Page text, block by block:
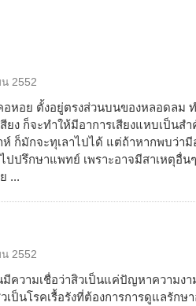
น 2552
อหอย ตั้งอยู่ตรงส่วนบนของหลอดลม
ยง ก็จะทำให้มีอาการเสียงแหบเป็นส
ก็มักจะทุเลาไปได้ แต่ถ้าหากพบว่ามี
ปปรึกษาแพทย์ เพราะอาจมีสาเหตุอื่นๆ
...
น 2552
วามเชื่อว่าสิวเป็นแค่ปัญหาความงา
ป็นโรคเรื้อรังที่ต้องการการดูแลรักษา